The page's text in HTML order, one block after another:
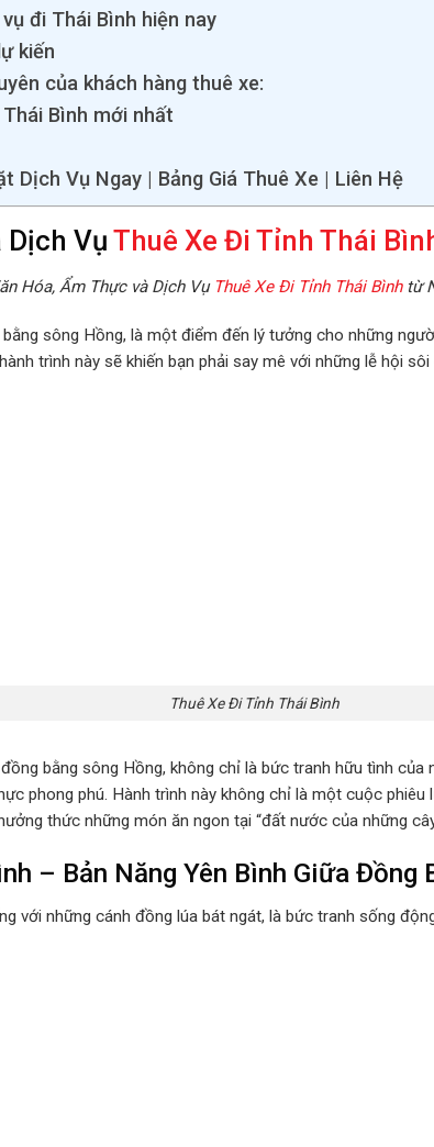
đi Thái Bình hiện nay
kiến
của khách hàng thuê xe:
Bình mới nhất
Dịch Vụ Ngay | Bảng Giá Thuê Xe | Liên Hệ
Vụ Thuê Xe Đi Tỉnh Thái
Hóa, Ẩm Thực và Dịch Vụ Thuê Xe Đi Tỉnh Thái Bìnhtừ
sông Hồng, là một điểm đến lý tưởng cho những
trình này sẽ khiến bạn phải say mê với những lễ hội
Thuê Xe Đi Tỉnh Thái Bình
bằng sông Hồng, không chỉ là bức tranh hữu tình
phong phú. Hành trình này không chỉ là một cuộc
thức những món ăn ngon tại “đất nước của những
– Bản Năng Yên Bình Giữa Đồng
với những cánh đồng lúa bát ngát, là bức tranh sống